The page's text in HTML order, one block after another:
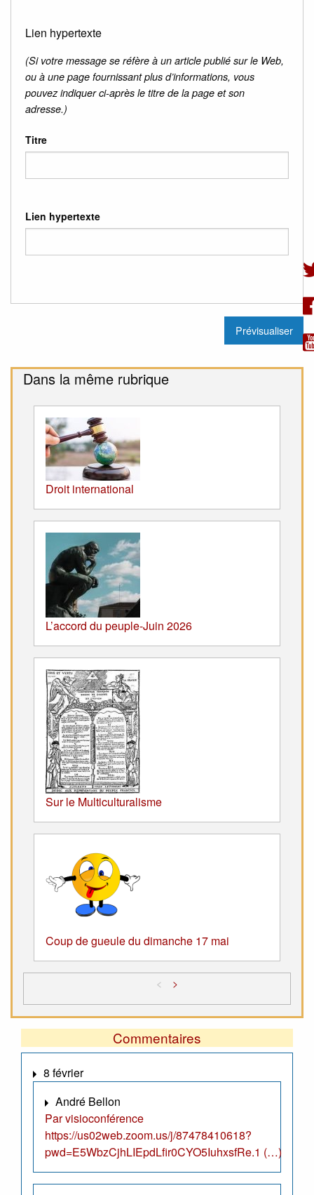
Lien hypertexte
(Si votre message se réfère à un article publié sur le Web,
ou à une page fournissant plus d’informations, vous
pouvez indiquer ci-après le titre de la page et son
adresse.)
Titre
Lien hypertexte
Dans la même rubrique
Droit international
L’accord du peuple-Juin 2026
Sur le Multiculturalisme
Coup de gueule du dimanche 17 mai
< >
Commentaires
8 février
André Bellon
Par visioconférence
https://us02web.zoom.us/j/87478410618?
pwd=E5WbzCjhLIEpdLfir0CYO5IuhxsfRe.1 (…)